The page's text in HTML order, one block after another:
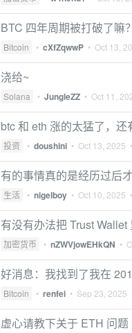
BTC 四年周期被打破了嘛？
Bitcoin • cXfZqwwP • Oct 13,
浇给~
Solana • JungleZZ • Oct 11,
btc 和 eth 涨的太猛了，还
投资 • doushini • Oct 13, 2025
有的事情真的是经历过后
生活 • nigelboy • Oct 10, 2025
有没有办法把 Trust
加密货币 • nZWVjowEHkQN •
好消息：我找到了我在
Bitcoin • renfei • Sep 23, 2025
虚心请教下关于 ETH 问题